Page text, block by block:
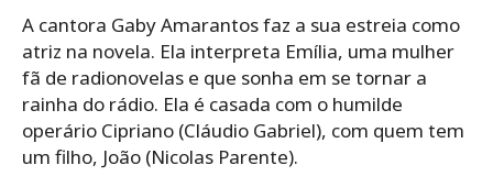
A cantora Gaby Amarantos faz a sua estreia como
atriz na novela. Ela interpreta Emília, uma mulher
fã de radionovelas e que sonha em se tornar a
rainha do rádio. Ela é casada com o humilde
operário Cipriano (Cláudio Gabriel), com quem tem
um filho, João (Nicolas Parente).